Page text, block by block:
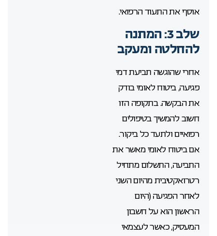
אוסף את התעוד הרפואי.
שלב 3: המתנה
להחלטה ומעקב
אחרי שהוגשה תביעת דמי
פגיעה, ביטוח לאומי בודק
את הבקשה. בתקופה הזו
חשוב להמשיך בטיפולים
רפואיים ולתעד כל ביקור.
אם ביטוח לאומי מאשר את
התביעה, התשלום מתחיל
רטרואקטיבית מהיום השני
לאחר הפגיעה (היום
הראשון הוא על חשבון
המעסיק, כאשר לעצמאי